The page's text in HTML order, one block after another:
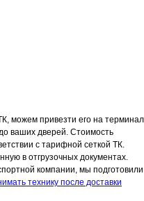
можем привезти его на терминал
ваших дверей. Стоимость
с тарифной сеткой ТК.
в отгрузочных документах.
компании, мы подготовили
технику после доставки